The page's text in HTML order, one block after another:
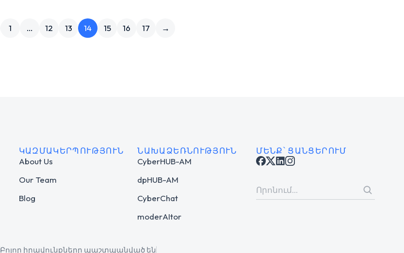
1 … 12 13 14 15 16 17 →
ԿԱԶՄԱԿԵՐՊՈՒԹՅՈՒՆ
About Us
Our Team
Blog
ՆԱԽԱՁԵՌՆՈՒԹՅՈՒՆ
CyberHUB-AM
dpHUB-AM
CyberChat
moderAItor
ՄԵՆՔ՝ ՑԱՆՑԵՐՈՒՄ
Բոլոր իրավունքները պաշտպանված են